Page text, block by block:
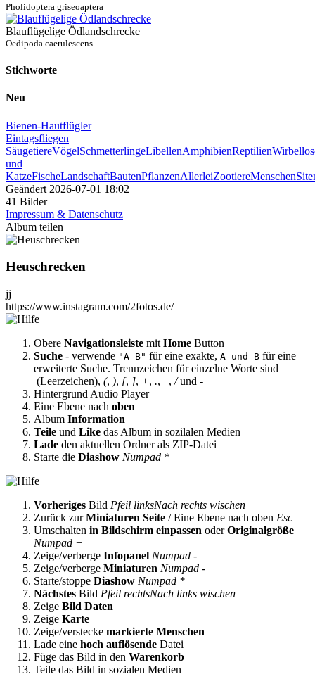
Pholidoptera griseoaptera
Blauflügelige Ödlandschrecke
Oedipoda caerulescens
Stichworte
Neu
Bienen-Hautflügler
Eintagsfliegen
SäugetiereVögelSchmetterlingeLibellenAmphibienReptilien
und
KatzeFischeLandschaftBautenPflanzenAllerleiZootiereMenschen
Geändert 2026-07-01 18:02
41 Bilder
Impressum & Datenschutz
Album teilen
Heuschrecken
jj
https://www.instagram.com/2fotos.de/
Obere Navigationsleiste mit Home Button
Suche - verwende "A B" für eine exakte, A und B für eine
erweiterte Suche. Trennzeichen für einzelne Worte sind
(Leerzeichen), (, ), [, ], +, ., , /und -
Hintergrund Audio Player
Eine Ebene nach oben
Album Information
Teile und Like das Album in sozilalen Medien
Lade den aktuellen Ordner als ZIP-Datei
Starte die Diashow Numpad *
Vorheriges Bild Pfeil linksNach rechts wischen
Zurück zurMiniaturen Seite / Eine Ebene nach oben Esc
Umschalten in Bildschirm einpassen oderOriginalgröße
Numpad +
Zeige/verberge Infopanel Numpad -
Zeige/verberge Miniaturen Numpad -
Starte/stoppe Diashow Numpad *
Nächstes Bild Pfeil rechtsNach links wischen
Zeige Bild Daten
Zeige Karte
Zeige/verstecke markierte Menschen
Lade eine hoch auflösende Datei
Füge das Bild in den Warenkorb
Teile das Bild in sozialen Medien